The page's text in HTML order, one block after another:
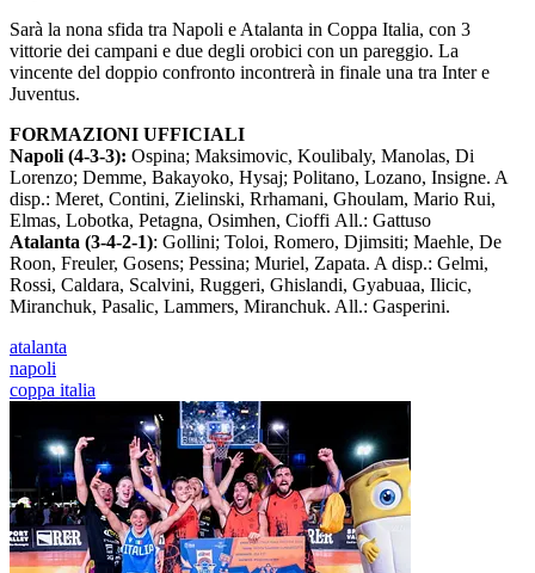
Sarà la nona sfida tra Napoli e Atalanta in Coppa Italia, con 3
vittorie dei campani e due degli orobici con un pareggio. La
vincente del doppio confronto incontrerà in finale una tra Inter e
Juventus.
FORMAZIONI UFFICIALI
Napoli (4-3-3): Ospina; Maksimovic, Koulibaly, Manolas, Di
Lorenzo; Demme, Bakayoko, Hysaj; Politano, Lozano, Insigne. A
disp.: Meret, Contini, Zielinski, Rrhamani, Ghoulam, Mario Rui,
Elmas, Lobotka, Petagna, Osimhen, Cioffi All.: Gattuso
Atalanta (3-4-2-1): Gollini; Toloi, Romero, Djimsiti; Maehle, De
Roon, Freuler, Gosens; Pessina; Muriel, Zapata. A disp.: Gelmi,
Rossi, Caldara, Scalvini, Ruggeri, Ghislandi, Gyabuaa, Ilicic,
Miranchuk, Pasalic, Lammers, Miranchuk. All.: Gasperini.
atalanta
napoli
coppa italia